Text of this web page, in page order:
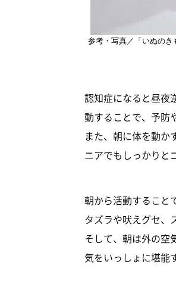
参考・写真／「いぬの
認知症になると昼夜
動することで、予防
また、朝に体を動か
ニアでもしっかりと
朝から活動すること
タズラや吠えグセ、
そして、朝は外の空
気をいっしょに堪能